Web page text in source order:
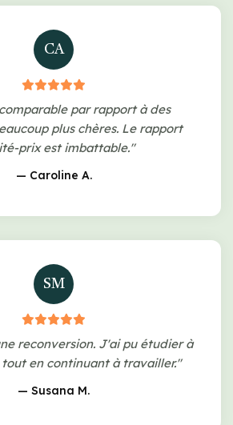
CA
par rapport à des
plus chères. Le rapport
prix est imbattable."
— Caroline A.
SM
reconversion. J'ai pu étudier à
en continuant à travailler."
— Susana M.